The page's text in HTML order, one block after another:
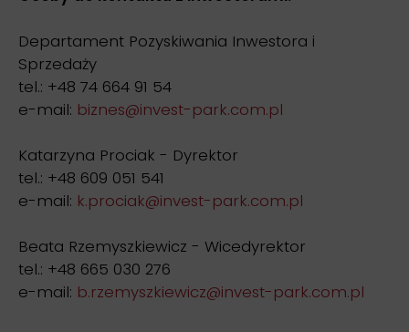
Departament Pozyskiwania Inwestora i
Sprzedaży
tel.: +48 74 664 91 54
e-mail: biznes@invest-park.com.pl
Katarzyna Prociak - Dyrektor
tel.: +48 609 051 541
e-mail: k.prociak@invest-park.com.pl
Beata Rzemyszkiewicz - Wicedyrektor
tel.: +48 665 030 276
e-mail: b.rzemyszkiewicz@invest-park.com.pl